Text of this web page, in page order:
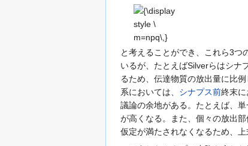
{\displaystyle
\ m=npq\,}
と考えることができ、これら3つ
いるが、たとえばSilverらはシナ
るため、伝達物質の放出量に比
系においては、 シナプス前終末
議論の余地がある。たとえば、
が高くなる。また、個々の放出
仮定が満たされなくなるため、